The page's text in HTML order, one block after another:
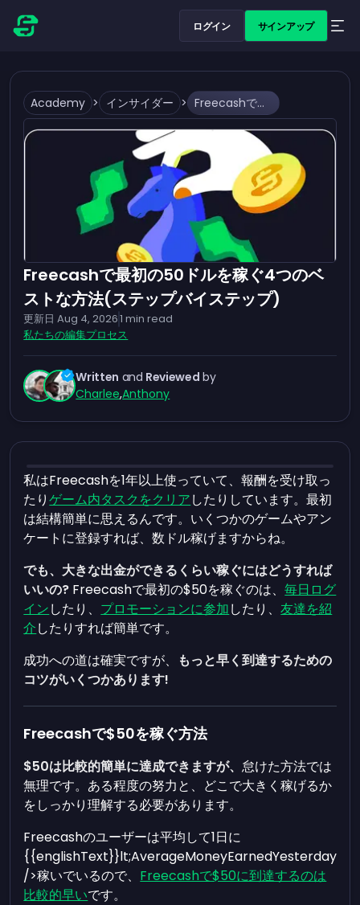
ログイン サインアップ
Academy > インサイダー > Freecashで最初の50ドルを稼ぐ4つのベストな方法(ステップバイステップ)
Freecashで最初の50ドルを稼ぐ4つのベ
ストな方法(ステップバイステップ)
更新日 Aug 4, 20261 min read
私たちの編集プロセス
Written and Reviewed by
Charlee,Anthony
私はFreecashを1年以上使っていて、報酬を受け取っ
たりゲーム内タスクをクリアしたりしています。最初
は結構簡単に思えるんです。いくつかのゲームやアン
ケートに登録すれば、数ドル稼げますからね。
でも、大きな出金ができるくらい稼ぐにはどうすれば
いいの? Freecashで最初の$50を稼ぐのは、毎日ログ
インしたり、 プロモーションに参加したり、友達を紹
介したりすれば簡単です。
成功への道は確実ですが、
もっと早く到達するための
コツがいくつかあります!
Freecashで$50を稼ぐ方法
$50は比較的簡単に達成できますが、怠けた方法では
無理です。ある程度の努力と、どこで大きく稼げるか
をしっかり理解する必要があります。
Freecashのユーザーは平均して1日に
{{englishText}}lt;AverageMoneyEarnedYesterday
/>稼いでいるので、 Freecashで$50に到達するのは
比較的早いです。